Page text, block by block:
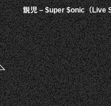
鋭児 – $uper $onic（Live